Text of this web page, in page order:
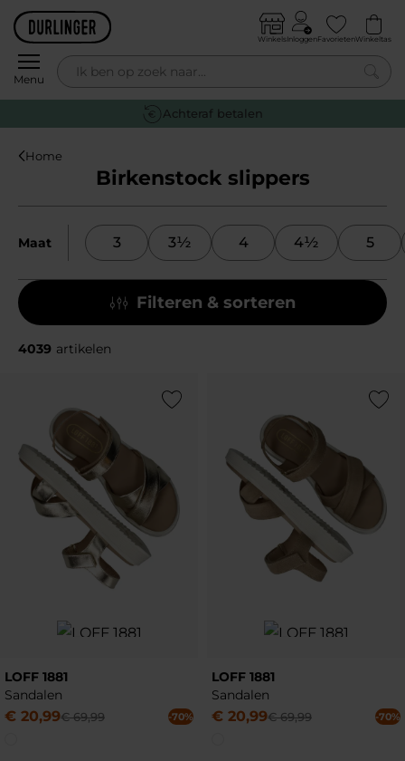
Skip to content
Menu
WinkelsInloggenFavorietenWinkeltas
0
Achteraf betalen
Home
Birkenstock slippers
Maat 3 3½ 4 4½ 5
Filteren & sorteren
4039 artikelen
Add to Wishlist
LOFF 1881
Sandalen
€ 20,99€ 69,99 -70%
Add to
LOFF 1881
Sandalen
€ 20,99€ 69,99 -70%